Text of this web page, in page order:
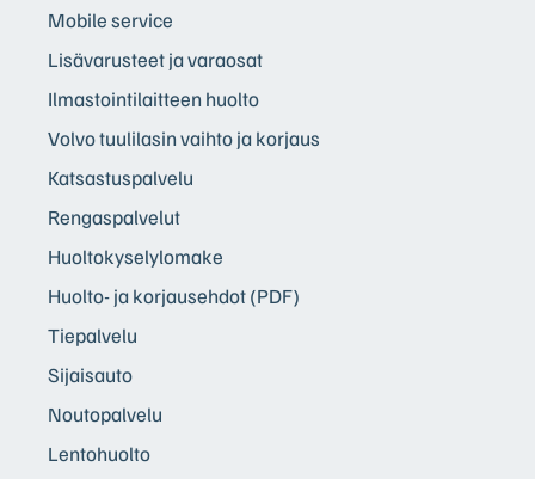
Mobile service
Lisävarusteet ja varaosat
Ilmastointilaitteen huolto
Volvo tuulilasin vaihto ja korjaus
Katsastuspalvelu
Rengaspalvelut
Huoltokyselylomake
Huolto- ja korjausehdot (PDF)
Tiepalvelu
Sijaisauto
Noutopalvelu
Lentohuolto